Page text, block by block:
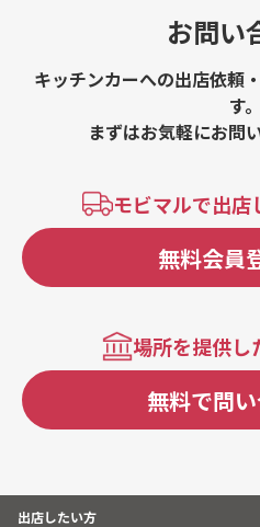
お問い
キッチンカーへの出店依頼
す。
まずはお気軽にお問
モビマルで出店
無料会員
場所を提供し
無料で問
出店したい方